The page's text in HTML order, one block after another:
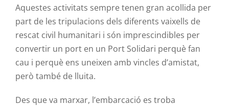
Aquestes activitats sempre tenen gran acollida per
part de les tripulacions dels diferents vaixells de
rescat civil humanitari i són imprescindibles per
convertir un port en un Port Solidari perquè fan
cau i perquè ens uneixen amb vincles d’amistat,
però també de lluita.
Des que va marxar, l’embarcació es troba